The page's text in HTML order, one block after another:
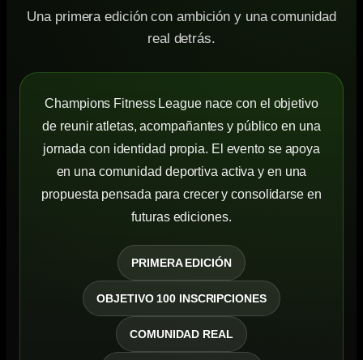
Una primera edición con ambición y una comunidad
real detrás.
Champions Fitness League nace con el objetivo
de reunir atletas, acompañantes y público en una
jornada con identidad propia. El evento se apoya
en una comunidad deportiva activa y en una
propuesta pensada para crecer y consolidarse en
futuras ediciones.
PRIMERA EDICIÓN
OBJETIVO 100 INSCRIPCIONES
COMUNIDAD REAL